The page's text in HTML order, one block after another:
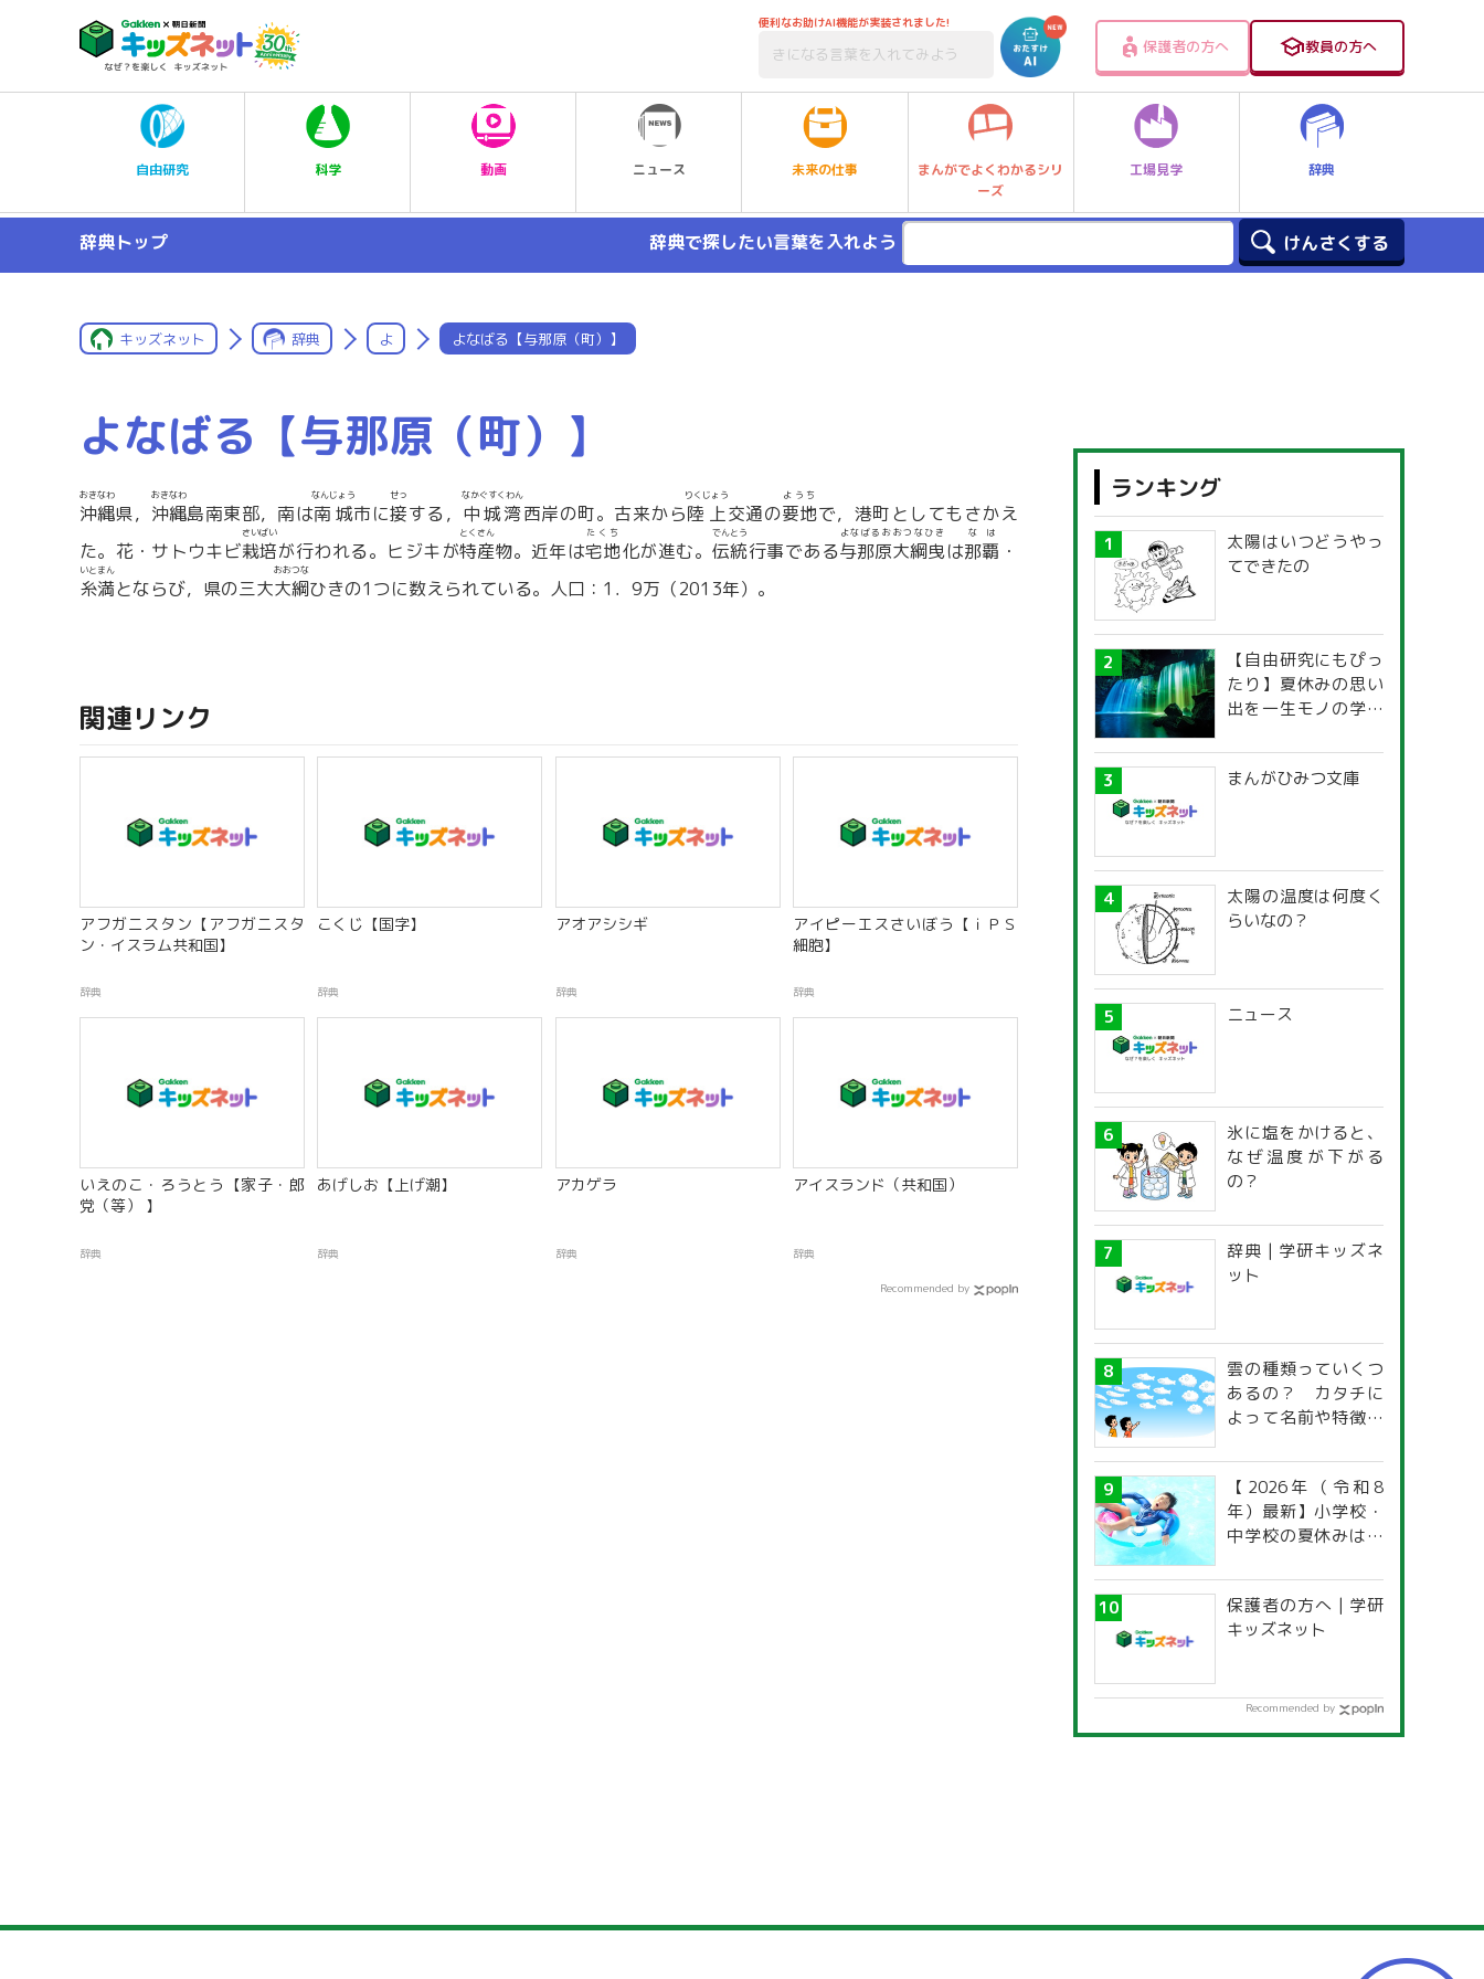
便利なお助けAI機能が実装されました!
保護者の方へ 教員の方へ
自由研究 科学 動画 ニュース 未来の仕事
まんがでよくわかるシリ
ーズ
工場見学 辞典
辞典トップ 辞典で探したい言葉を入れよう
キッズネット 辞典 よ よなばる【与那原（町）】
よなばる【与那原（町）】
沖縄
おきなわ
県， 沖縄
おきなわ
島南東部，南は南城
なんじょう
市に接
せっ
する， 中城湾
なかぐすくわん
西岸の町。古来から陸上
りくじょう
交通の要地
ようち
で，港町としてもさかえ
た。花・サトウキビ栽培
さいばい
が行われる。ヒジキが特産
とくさん
物。近年は宅地
たくち
化が進む。 伝統
でんとう
行事である与那原大綱曳
よなばるおおつなひき
は那覇
なは
・
糸満
いとまん
とならび，県の三大大綱
おおつな
ひきの1つに数えられている。人口：1．9万（2013年）。
関連リンク
アフガニスタン【アフガニスタ
ン・イスラム共和国】
辞典
こくじ【国字】
辞典
アオアシシギ
辞典
アイピーエスさいぼう【ｉＰＳ
細胞】
辞典
いえのこ・ろうとう【家子・郎
党（等） 】
辞典
あげしお【上げ潮】
辞典
アカゲラ
辞典
アイスランド（共和国）
辞典
Recommended by
ランキング
太陽はいつどうやっ
てできたの
【自由研究にもぴっ
たり】夏休みの思い
出を一生モノの学び
探究ガイド
まんがひみつ文庫
太陽の温度は何度く
らいなの？
ニュース
氷に塩をかけると、
なぜ温度が下がる
の？
辞典 | 学研キッズネ
ット
雲の種類っていくつ
あるの？ カタチに
よって名前や特徴が
【2026年（令和8
年）最新】小学校・
中学校の夏休みはい
道府県別「夏季休暇
一覧」
保護者の方へ | 学研
キッズネット
Recommended by